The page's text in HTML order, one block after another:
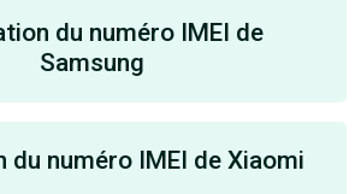
du numéro IMEI de
Samsung
du numéro IMEI de Xiaomi